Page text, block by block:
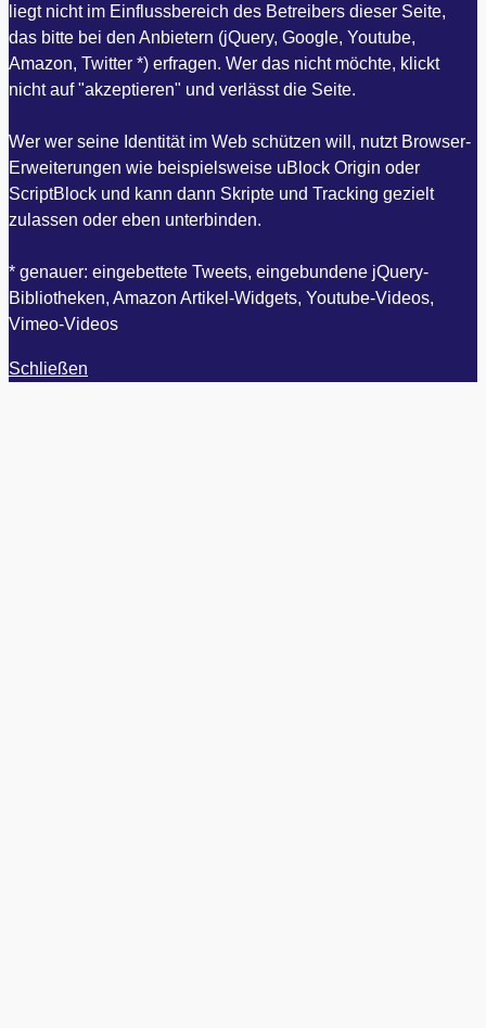
liegt nicht im Einflussbereich des Betreibers dieser Seite,
das bitte bei den Anbietern (jQuery, Google, Youtube,
Amazon, Twitter *) erfragen. Wer das nicht möchte, klickt
nicht auf "akzeptieren" und verlässt die Seite.
Wer wer seine Identität im Web schützen will, nutzt Browser-
Erweiterungen wie beispielsweise uBlock Origin oder
ScriptBlock und kann dann Skripte und Tracking gezielt
zulassen oder eben unterbinden.
* genauer: eingebettete Tweets, eingebundene jQuery-
Bibliotheken, Amazon Artikel-Widgets, Youtube-Videos,
Vimeo-Videos
Schließen